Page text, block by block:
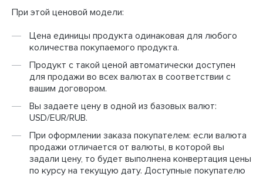
При этой ценовой модели:
Цена единицы продукта одинаковая для любого
количества покупаемого продукта.
Продукт с такой ценой автоматически доступен
для продажи во всех валютах в соответствии с
вашим договором.
Вы задаете цену в одной из базовых валют:
USD/EUR/RUB.
При оформлении заказа покупателем: если валюта
продажи отличается от валюты, в которой вы
задали цену, то будет выполнена конвертация цены
по курсу на текущую дату. Доступные покупателю